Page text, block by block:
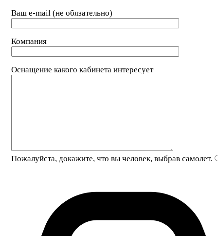
Ваш e-mail (не обязательно)
Компания
Оснащение какого кабинета интересует
Пожалуйста, докажите, что вы человек, выбрав самолет.